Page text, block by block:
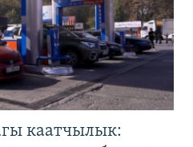
каатчылык: